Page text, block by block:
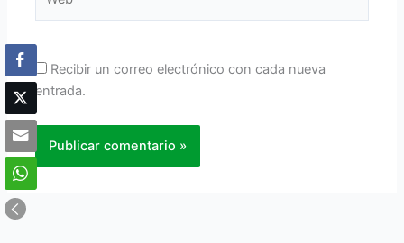
Recibir un correo electrónico con cada nueva
entrada.